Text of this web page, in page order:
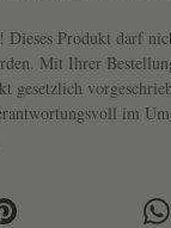
Dieses Produkt darf
Mit Ihrer
gesetzlich
im